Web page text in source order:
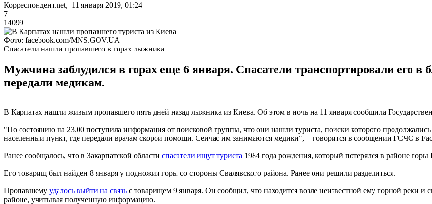
Корреспондент.net, 11 января 2019, 01:24
7
14099
Фото: facebook.com/MNS.GOV.UA
Спасатели нашли пропавшего в горах лыжника
Мужчина заблудился в горах еще 6 января. Спасатели транспортировали его
передали медикам.
В Карпатах нашли живым пропавшего пять дней назад лыжника из Киева. Об этом в ночь на 11 января сообщила
"По состоянию на 23.00 поступила информация от поисковой группы, что они нашли туриста, поиски которого
населенный пункт, где передали врачам скорой помощи. Сейчас им занимаются медики", − говорится в сообщении ГСЧС в
Ранее сообщалось, что в Закарпатской области спасатели ищут туриста 1984 года рождения, который потерялся в районе горы
Его товарищ был найден 8 января у подножия горы со стороны Свалявского района. Ранее они решили разделиться.
Пропавшему удалось выйти на связь с товарищем 9 января. Он сообщил, что находится возле неизвестной ему горной реки и
районе, учитывая полученную информацию.